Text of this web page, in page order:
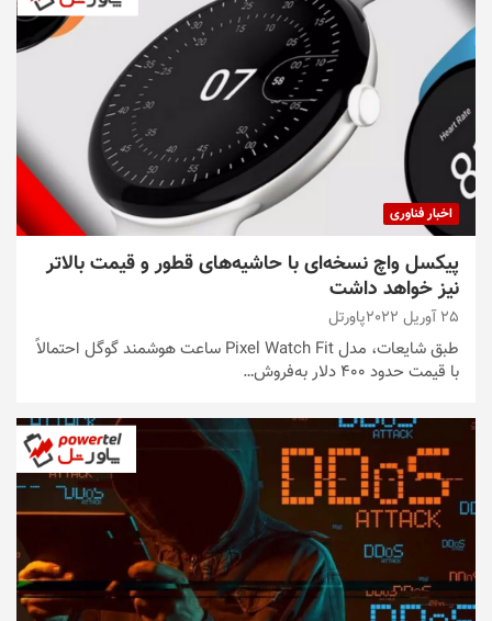
اخبار فناوری
پیکسل واچ نسخه‌‌‌ای با حاشیه‌های قطور و قیمت بالاتر
نیز خواهد داشت
25 آوریل 2022 پاورتل
طبق شایعات، مدل Pixel Watch Fit ساعت هوشمند گوگل احتمالاً
با قیمت حدود ۴۰۰ دلار به‌فروش…